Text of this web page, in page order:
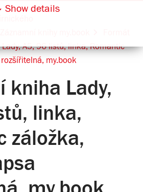
A5, 96 listů, linka, Romantic
my.book
kniha Lady,
linka,
záložka,
Show details